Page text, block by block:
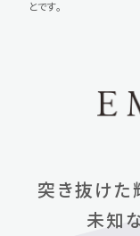
とです。
突き抜けた
未知